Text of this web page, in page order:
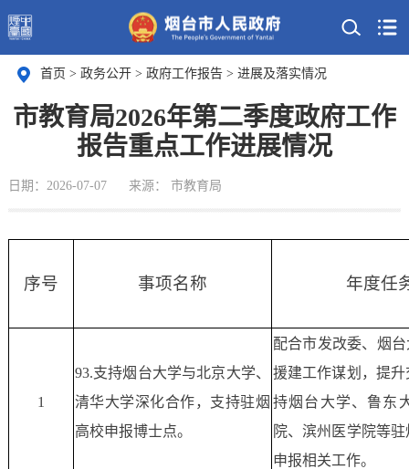
首页 > 政务公开 > 政府工作报告 > 进展及落实情况
市教育局2026年第二季度政府工作
报告重点工作进展情况
日期：2026-07-07 来源： 市教育局
序号 事项名称 年度任
1
93.支持烟台大学与北京大学、
清华大学深化合作，支持驻烟
高校申报博士点。
配合市发改委、烟
援建工作谋划，提
持烟台大学、鲁东
院、滨州医学院等
申报相关工作。